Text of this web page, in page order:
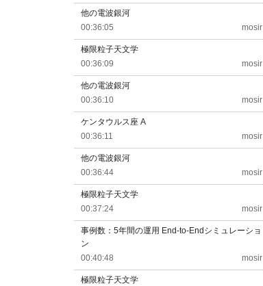
他の電波銀河
00:36:05
mosir
極限粒子天文学
00:36:09
mosir
他の電波銀河
00:36:10
mosir
ケンタウルス座 A
00:36:11
mosir
他の電波銀河
00:36:44
mosir
極限粒子天文学
00:37:24
mosir
事例数：5年間の運用 End-to-Endシミュレーショ
ン
00:40:48
mosir
極限粒子天文学